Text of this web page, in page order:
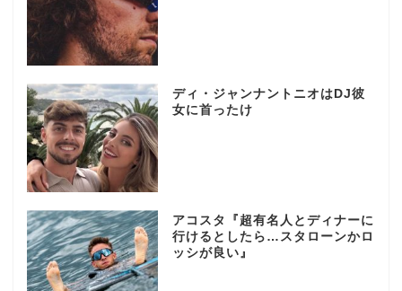
ディ・ジャンナントニオはDJ彼
女に首ったけ
アコスタ『超有名人とディナーに
行けるとしたら…スタローンかロ
ッシが良い』